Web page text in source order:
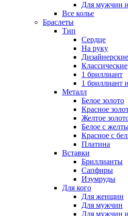
Для мужчин
Все колье
Браслеты
Тип
Сердце
На руку
Дизайнерские
Классические
1 бриллиант
1 бриллиант
Металл
Белое золото
Красное
Желтое
Белое с
Красное с
Платина
Вставки
Бриллианты
Сапфиры
Изумруды
Для кого
Для женщин
Для мужчин
Для мужчин